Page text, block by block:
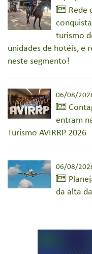
Rede
turismo
unidades de hotéis, e
neste segmento!
06/08/
entram
Turismo AVIRRP 2026
06/08/
da alta